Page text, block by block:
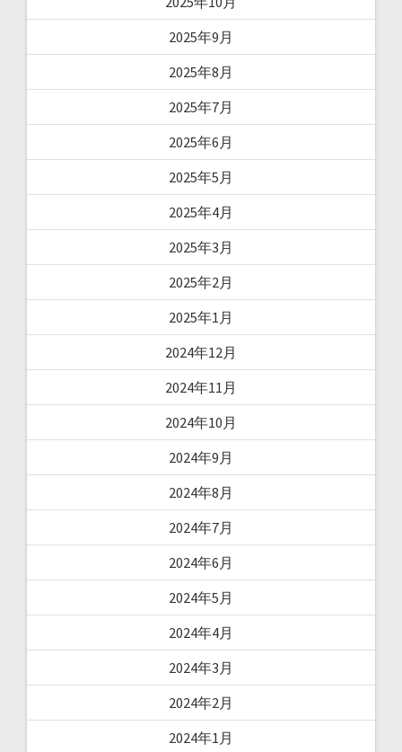
2025年9月
2025年8月
2025年7月
2025年6月
2025年5月
2025年4月
2025年3月
2025年2月
2025年1月
2024年12月
2024年11月
2024年10月
2024年9月
2024年8月
2024年7月
2024年6月
2024年5月
2024年4月
2024年3月
2024年2月
2024年1月